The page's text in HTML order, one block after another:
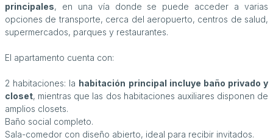
principales, en una vía donde se puede acceder a varias
opciones de transporte, cerca del aeropuerto, centros de salud,
supermercados, parques y restaurantes.
El apartamento cuenta con:
2 habitaciones: la habitación principal incluye baño privado y
closet, mientras que las dos habitaciones auxiliares disponen de
amplios closets.
Baño social completo.
Sala-comedor con diseño abierto, ideal para recibir invitados.